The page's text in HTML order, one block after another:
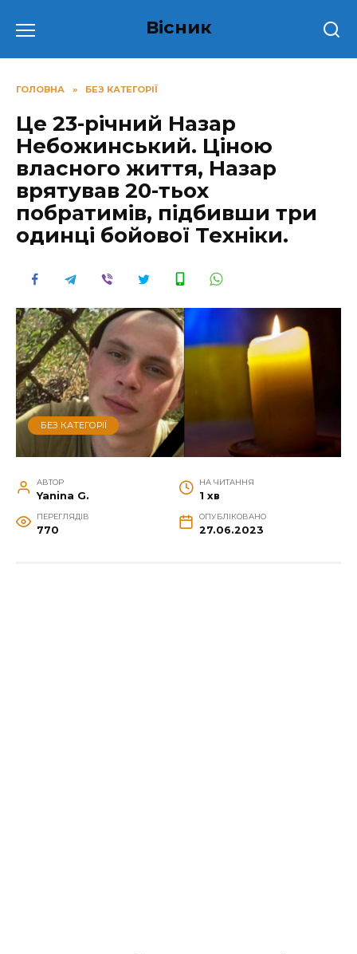
до
Вісник
ГОЛОВНА » БЕЗ КАТЕГОРІЇ
Це 23-річний Назар
Небожинський. Ціною
власного життя, Назар
врятував 20-тьох
побратимів, підбивши три
одинці бойової Техніки.
БЕЗ КАТЕГОРІЇ
АВТОР
Yanina G.
НА ЧИТАННЯ
1 хв
ПЕРЕГЛЯДІВ
770
ОПУБЛІКОВАНО
27.06.2023